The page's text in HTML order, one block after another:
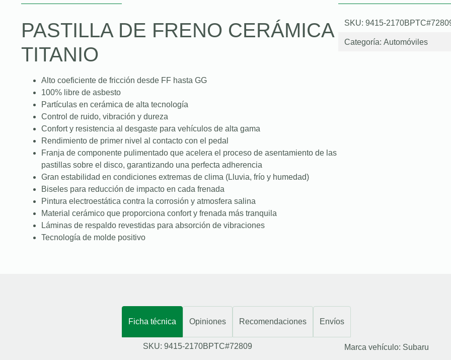
PASTILLA DE FRENO CERÁMICA
TITANIO
Alto coeficiente de fricción desde FF hasta GG
100% libre de asbesto
Partículas en cerámica de alta tecnología
Control de ruido, vibración y dureza
Confort y resistencia al desgaste para vehículos de alta gama
Rendimiento de primer nivel al contacto con el pedal
Franja de componente pulimentado que acelera el proceso de asentamiento de las
pastillas sobre el disco, garantizando una perfecta adherencia
Gran estabilidad en condiciones extremas de clima (Lluvia, frío y humedad)
Biseles para reducción de impacto en cada frenada
Pintura electroestática contra la corrosión y atmosfera salina
Material cerámico que proporciona confort y frenada más tranquila
Láminas de respaldo revestidas para absorción de vibraciones
Tecnología de molde positivo
SKU: 9415-
Categoría: Automóviles
Ficha técnica Opiniones Recomendaciones Envíos
SKU: 9415-2170BPTC#72809 Marca vehículo: Subaru